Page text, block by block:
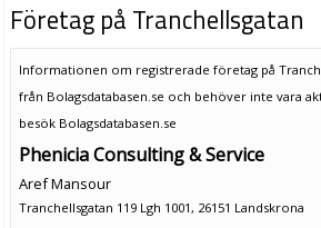
Företag på Tranchellsgatan
Informationen om registrerade företag på
från Bolagsdatabasen.se och behöver inte vara
besök Bolagsdatabasen.se
Phenicia Consulting & Service
Aref Mansour
Tranchellsgatan 119 Lgh 1001, 26151 Landskrona